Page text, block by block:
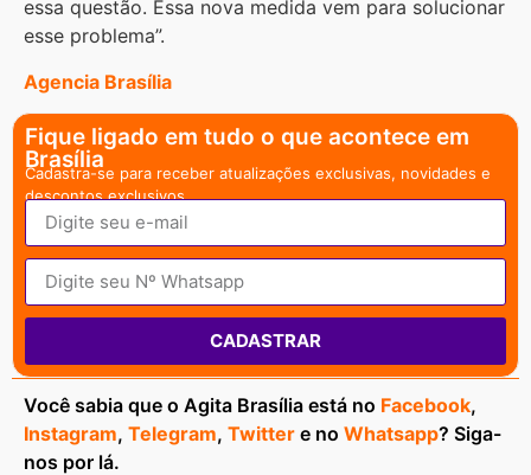
essa questão. Essa nova medida vem para solucionar
esse problema”.
Agencia Brasília
Fique ligado em tudo o que acontece em
Brasília
Cadastra-se para receber atualizações exclusivas, novidades e
descontos exclusivos.
CADASTRAR
Você sabia que o Agita Brasília está no Facebook,
Instagram, Telegram, Twitter e no Whatsapp? Siga-
nos por lá.